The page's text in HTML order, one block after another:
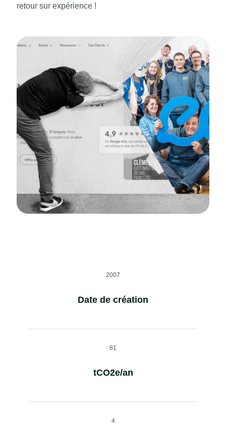
retour sur expérience !
2007
Date de création
81
tCO2e/an
4